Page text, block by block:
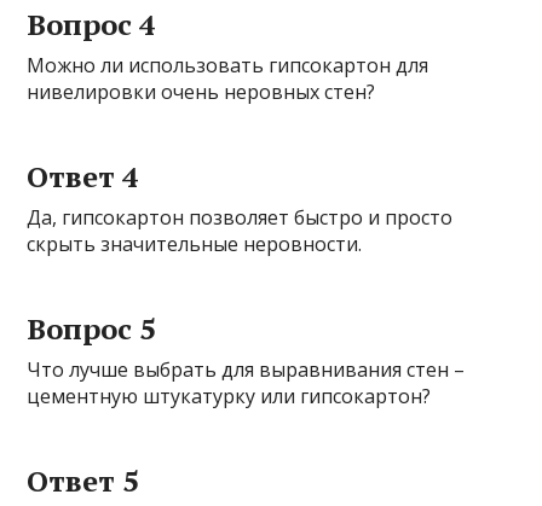
Вопрос 4
Можно ли использовать гипсокартон для
нивелировки очень неровных стен?
Ответ 4
Да, гипсокартон позволяет быстро и просто
скрыть значительные неровности.
Вопрос 5
Что лучше выбрать для выравнивания стен –
цементную штукатурку или гипсокартон?
Ответ 5